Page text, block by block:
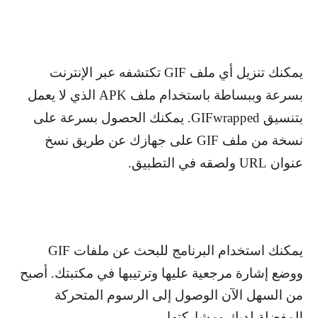
يمكنك تنزيل أي ملف GIF تكتشفه عبر الإنترنت
بسرعة وببساطة باستخدام ملف APK الذي لا يعمل
بتنسيق GIFwrapped. يمكنك الحصول بسرعة على
نسخة من ملف GIF على جهازك عن طريق نسخ
عنوان URL ولصقه في التطبيق.
يمكنك استخدام البرنامج للبحث عن ملفات GIF
ووضع إشارة مرجعية عليها وترتيبها في مكتبتك. أصبح
من السهل الآن الوصول إلى الرسوم المتحركة